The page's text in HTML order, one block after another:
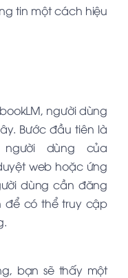
tin một cách hiệu
người dùng
Bước đầu tiên là
dùng của
web hoặc ứng
dùng cần đăng
để có thể truy cập
bạn sẽ thấy một